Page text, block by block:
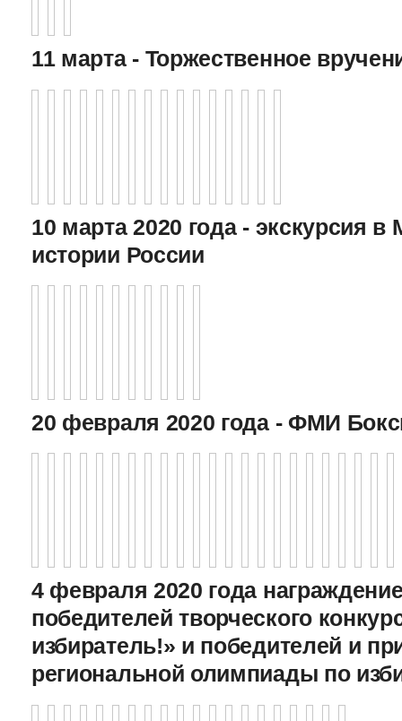
11 марта - Торжественное
10 марта 2020 года - экскурсия в
истории России
20 февраля 2020 года - ФМИ
4 февраля 2020 года
победителей творческого
избиратель!» и победителей и
региональной олимпиады по